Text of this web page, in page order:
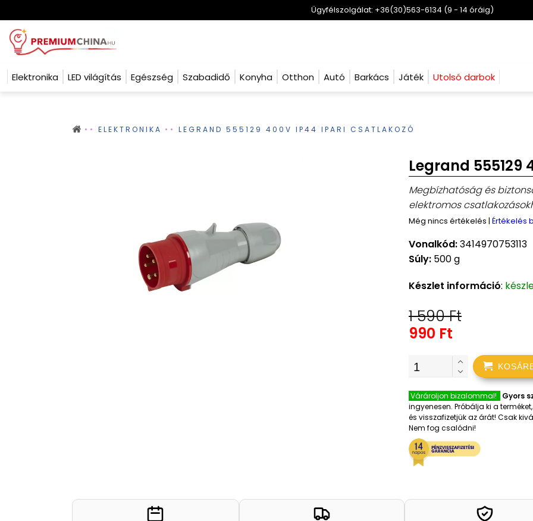
Ügyfélszolgálat: +36(30)563-6134 (9 - 14 óráig)
Elektronika LED világítás Egészség Szabadidő Konyha Otthon Autó Barkács Játék Utolsó darbok
ELEKTRONIKA LEGRAND 555129 400V IP44 IPARI CSATLAKOZÓ
Legrand 555129
Megbízhatóság és
elektromos
Még nincs értékelés | Értékelés
Vonalkód:3414970753113
Súly: 500 g
Készlet információ:
1 590 Ft
990 Ft
Várároljon bizalommal!
Gyors
ingyenesen. Próbálja ki a
és visszafizetjük az árát! Csak
Nem fog csalódni!